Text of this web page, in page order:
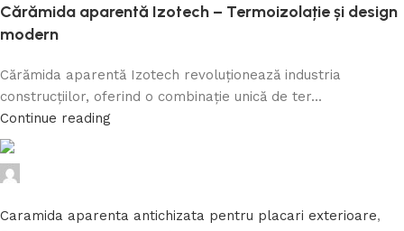
Cărămida aparentă Izotech – Termoizolație și design
modern
Cărămida aparentă Izotech revoluționează industria
construcțiilor, oferind o combinație unică de ter...
Continue reading
Caramida aparenta antichizata pentru placari exterioare,